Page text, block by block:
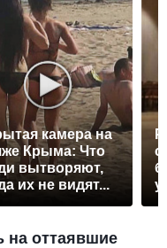
камера на
Крыма: Что
вытворяют,
их не видят...
на оттаявшие